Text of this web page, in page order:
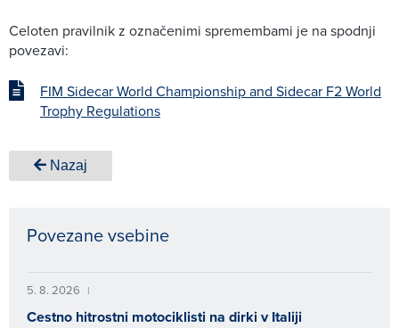
Celoten pravilnik z označenimi spremembami je na spodnji
povezavi:
FIM Sidecar World Championship and Sidecar F2 World
Trophy Regulations
Nazaj
Povezane vsebine
5. 8. 2026 |
Cestno hitrostni motociklisti na dirki v Italiji